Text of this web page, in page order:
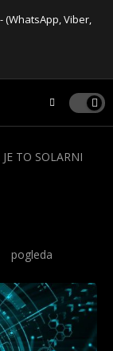
- (WhatsApp, Viber,
TO SOLARNI
pogleda